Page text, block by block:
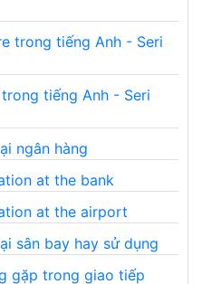
trong tiếng Anh - Seri
tiếng Anh - Seri
ngân hàng
at the bank
at the airport
sân bay hay sử dụng
gặp trong giao tiếp